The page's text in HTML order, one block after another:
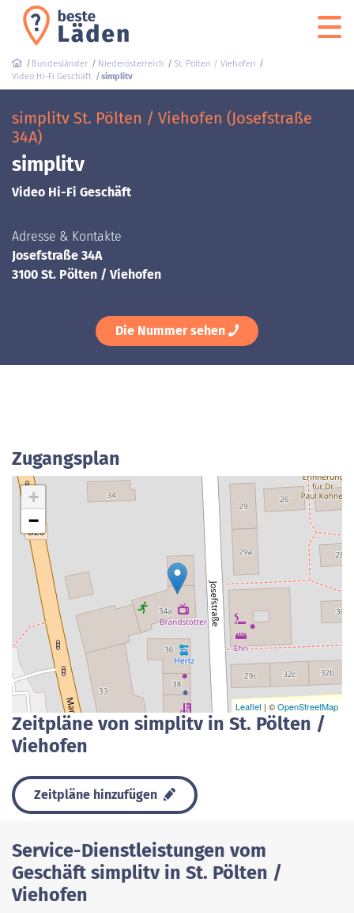
Bundesländer Niederösterreich
St. Pölten / Viehofen
Video Hi-Fi Geschäft
simplitv
simplitv St. Pölten / Viehofen (Josefstraße
34A)
simplitv
Video Hi-Fi Geschäft
Adresse & Kontakte
Josefstraße 34A
3100 St. Pölten / Viehofen
Die Nummer sehen
Zugangsplan
+
−
Leaflet | ©OpenStreetMap
Zeitpläne von simplitv in St. Pölten /
Viehofen
Zeitpläne hinzufügen
Service-Dienstleistungen vom
Geschäft simplitv in St. Pölten /
Viehofen